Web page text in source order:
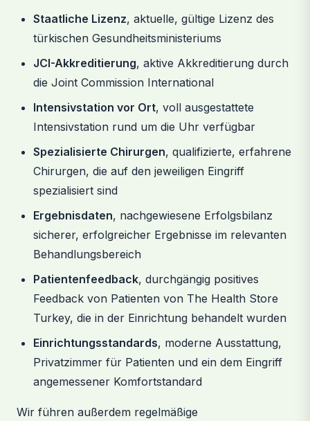
Staatliche Lizenz, aktuelle, gültige Lizenz des
türkischen Gesundheitsministeriums
JCI-Akkreditierung, aktive Akkreditierung durch
die Joint Commission International
Intensivstation vor Ort, voll ausgestattete
Intensivstation rund um die Uhr verfügbar
Spezialisierte Chirurgen, qualifizierte, erfahrene
Chirurgen, die auf den jeweiligen Eingriff
spezialisiert sind
Ergebnisdaten, nachgewiesene Erfolgsbilanz
sicherer, erfolgreicher Ergebnisse im relevanten
Behandlungsbereich
Patientenfeedback, durchgängig positives
Feedback von Patienten von The Health Store
Turkey, die in der Einrichtung behandelt wurden
Einrichtungsstandards, moderne Ausstattung,
Privatzimmer für Patienten und ein dem Eingriff
angemessener Komfortstandard
Wir führen außerdem regelmäßige